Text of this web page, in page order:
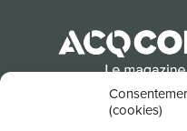
(cookies)